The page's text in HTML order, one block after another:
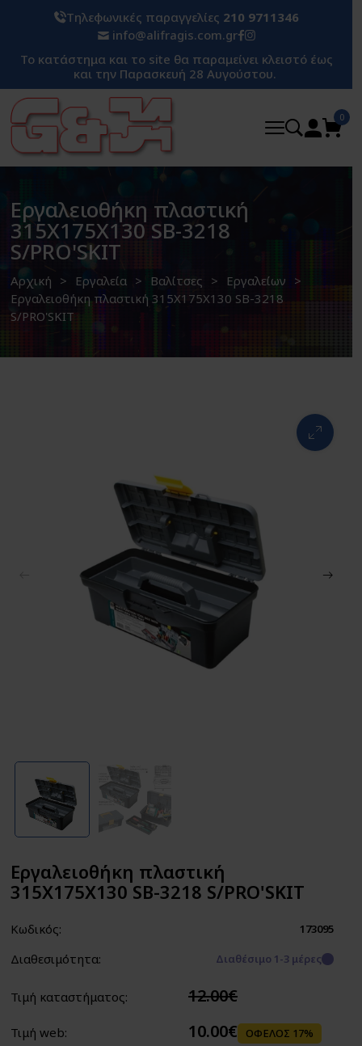
Το κατάστημα και το site θα παραμείνει κλειστό έως
και την Παρασκευή 28 Αυγούστου.
Τηλεφωνικές παραγγελίες 210 9711346
info@alifragis.com.gr
0
Εργαλειοθήκη πλαστική
315X175X130 SB-3218
S/PRO'SKIT
Αρχική Εργαλεία Βαλίτσες
Εργαλείων
Εργαλειοθήκη πλαστική 315X175X130 SB-3218
S/PRO'SKIT
Εργαλειοθήκη πλαστική
315X175X130 SB-3218 S/PRO'SKIT
Κωδικός: 173095
Διαθεσιμότητα: Διαθέσιμο 1-3 μέρες
Τιμή καταστήματος: 12.00€
Τιμή web: 10.00€ ΟΦΕΛΟΣ 17%